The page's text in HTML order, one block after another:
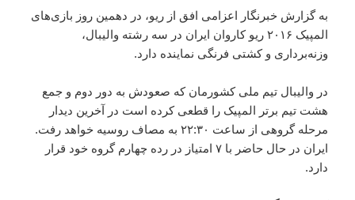
به گزارش خبرنگار اعزامی افق از ریو، در دهمین روز بازی‌های
المپیک ۲۰۱۶ ریو کاروان ایران در سه رشته والیبال،
وزنه‌برداری و کشتی فرنگی نماینده دارد.
در والیبال تیم ملی کشورمان که صعودش به دور دوم و جمع
هشت تیم برتر المپیک را قطعی کرده است در آخرین دیدار
مرحله گروهی از ساعت ۲۲:۳۰ به مصاف روسیه خواهد رفت.
ایران در حال حاضر با ۷ امتیاز در رده چهارم گروه خود قرار
دارد.